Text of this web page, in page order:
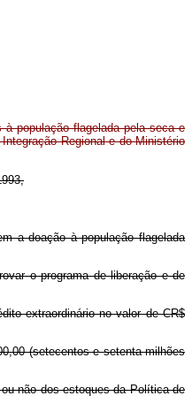
população flagelada pela seca e
Regional e do Ministério
a doação à população flagelada
o programa de liberação e de
extraordinário no valor de CR$
(setecentos e setenta milhões
não dos estoques da Política de